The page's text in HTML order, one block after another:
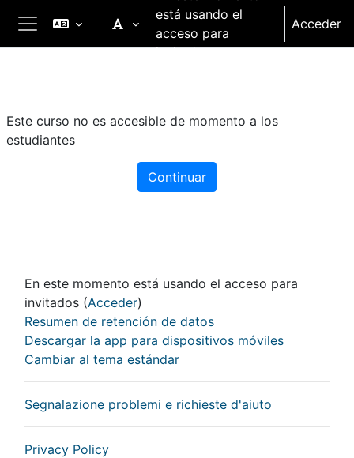
Salta al contenido principal
Panel lateral
está usando el
acceso para
invitados
Acceder
Este curso no es accesible de momento a los
estudiantes
Continuar
En este momento está usando el acceso para
invitados (Acceder)
Resumen de retención de datos
Descargar la app para dispositivos móviles
Cambiar al tema estándar
Segnalazione problemi e richieste d'aiuto
Privacy Policy